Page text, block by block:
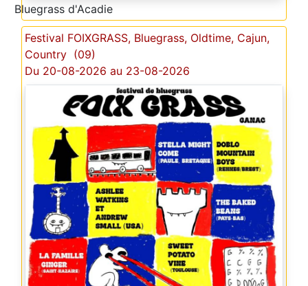
Bluegrass d'Acadie
Festival FOIXGRASS, Bluegrass, Oldtime, Cajun,
Country (09)
Du 20-08-2026 au 23-08-2026